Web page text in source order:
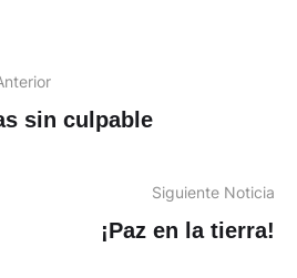
sin culpable
Siguiente Noticia
¡Paz en la tierra!